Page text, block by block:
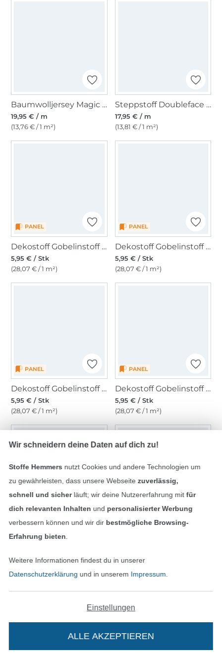
Baumwolljersey Magic UV Bees and Flowers, wollweiß
19,95 € / m
(13,76 € / 1 m²)
Steppstoff Doubleface Enjoy Bright Horizon Elephants, pink
17,95 € / m
(13,81 € / 1 m²)
PANEL
Dekostoff Gobelinstoff Panel Peacock, 46 x 46 cm
5,95 € / Stk
(28,07 € / 1 m²)
PANEL
Dekostoff Gobelinstoff Panel Baby Cats, 46 x 46 cm
5,95 € / Stk
(28,07 € / 1 m²)
PANEL
Dekostoff Gobelinstoff Panel Fox Family, 46 x 46 cm
5,95 € / Stk
(28,07 € / 1 m²)
PANEL
Dekostoff Gobelinstoff Panel Christmas Cats, 46 x 46 cm
5,95 € / Stk
(28,07 € / 1 m²)
16,95 € / m
Wir schneidern deine Daten auf dich zu!
Stoffe Hemmers nutzt Cookies und andere Technologien um
zu gewährleisten, dass unsere Webseite zuverlässig,
schnell und sicherläuft; wir deine Nutzererfahrung mitfür
dich relevanten Inhalten und personalisierter Werbung
verbessern können und wir dir bestmögliche Browsing-
Erfahrung bieten
Weitere Informationen findest du in unserer
Datenschutzerklärung und in unserem Impressum
Einstellungen
ALLE AKZEPTIEREN